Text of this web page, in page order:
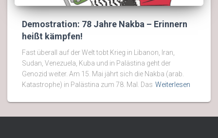
Demostration: 78 Jahre Nakba – Erinnern
heißt kämpfen!
Fast überall auf der Welt tobt Krieg in Libanon, Iran,
Sudan, Venezuela, Kuba und in Palästina geht der
Genozid weiter. Am 15. Mai jährt sich die Nakba (arab.
Katastrophe) in Palästina zum 78. Mal. Das Weiterlesen